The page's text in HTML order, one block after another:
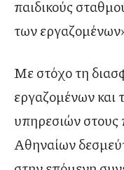
παιδικούς
των
Με στόχο τη
εργαζομένων και
υπηρεσιών στους
Αθηναίων